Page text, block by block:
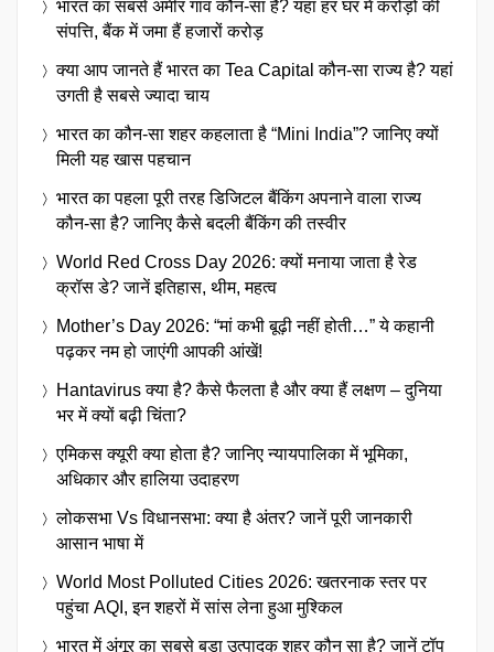
भारत का सबसे अमीर गांव कौन-सा है? यहां हर घर में करोड़ों की
संपत्ति, बैंक में जमा हैं हजारों करोड़
क्या आप जानते हैं भारत का Tea Capital कौन-सा राज्य है? यहां
उगती है सबसे ज्यादा चाय
भारत का कौन-सा शहर कहलाता है “Mini India”? जानिए क्यों
मिली यह खास पहचान
भारत का पहला पूरी तरह डिजिटल बैंकिंग अपनाने वाला राज्य
कौन-सा है? जानिए कैसे बदली बैंकिंग की तस्वीर
World Red Cross Day 2026: क्यों मनाया जाता है रेड
क्रॉस डे? जानें इतिहास, थीम, महत्व
Mother’s Day 2026: “मां कभी बूढ़ी नहीं होती…” ये कहानी
पढ़कर नम हो जाएंगी आपकी आंखें!
Hantavirus क्या है? कैसे फैलता है और क्या हैं लक्षण – दुनिया
भर में क्यों बढ़ी चिंता?
एमिकस क्यूरी क्या होता है? जानिए न्यायपालिका में भूमिका,
अधिकार और हालिया उदाहरण
लोकसभा Vs विधानसभा: क्या है अंतर? जानें पूरी जानकारी
आसान भाषा में
World Most Polluted Cities 2026: खतरनाक स्तर पर
पहुंचा AQI, इन शहरों में सांस लेना हुआ मुश्किल
भारत में अंगूर का सबसे बड़ा उत्पादक शहर कौन सा है? जानें टॉप